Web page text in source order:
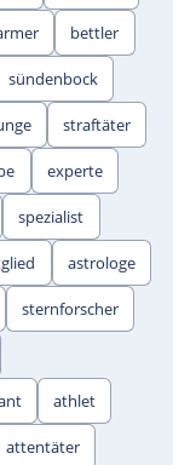
bettler
sündenbock
straftäter
experte
spezialist
astrologe
sternforscher
athlet
attentäter